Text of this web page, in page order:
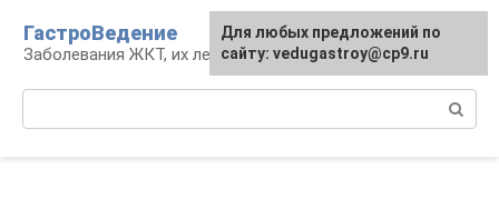
контенту
ГастроВедение
Заболевания ЖКТ, их лечение и профилактика
Для любых предложений по
сайту: vedugastroy@cp9.ru